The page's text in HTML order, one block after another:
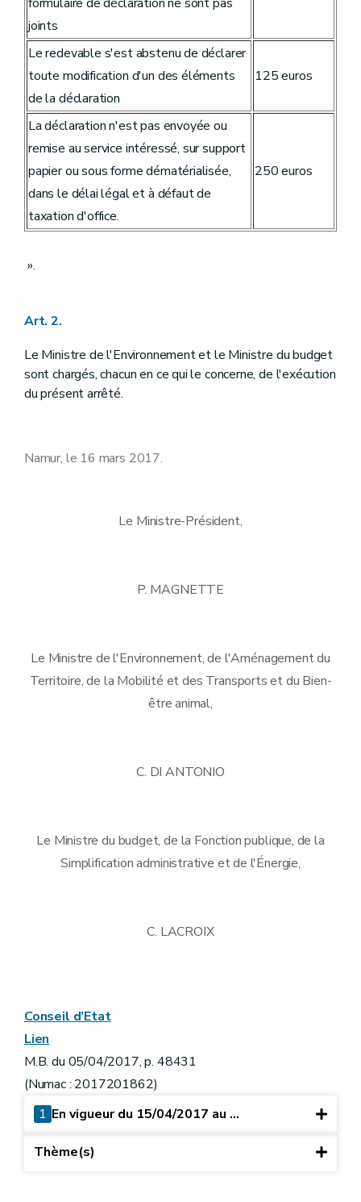
joints
Le redevable s'est abstenu de déclarer
toute modification d'un des éléments
de la déclaration
125 euros
La déclaration n'est pas envoyée ou
remise au service intéressé, sur support
papier ou sous forme dématérialisée,
dans le délai légal et à défaut de
taxation d'office.
250 euros
».
Art. 2.
Le Ministre de l'Environnement et le Ministre du budget
sont chargés, chacun en ce qui le concerne, de l'exécution
du présent arrêté.
Namur, le 16 mars 2017.
Le Ministre-Président,
P. MAGNETTE
Le Ministre de l'Environnement, de l'Aménagement du
Territoire, de la Mobilité et des Transports et du Bien-
être animal,
C. DI ANTONIO
Le Ministre du budget, de la Fonction publique, de la
Simplification administrative et de l'Énergie,
C. LACROIX
Conseil d’Etat
Lien
M.B. du 05/04/2017, p. 48431
(Numac : 2017201862)
1 En vigueur du 15/04/2017 au ...
Thème(s)